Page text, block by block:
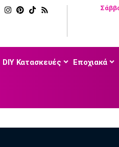
DIY Κατασκευές Εποχιακά